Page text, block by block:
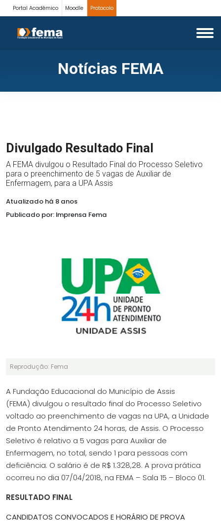
Portal Acadêmico Moodle Protocolo
Notícias FEMA
Divulgado Resultado Final
A FEMA divulgou o Resultado Final do Processo Seletivo
para o preenchimento de 5 vagas de Auxiliar de
Enfermagem, para a UPA Assis
Atualizado há 8 anos
Publicado por: Imprensa Fema
Reprodução: Fema
A Fundação Educacional do Município de Assis
(FEMA) divulgou o resultado final do Processo Seletivo
voltado ao preenchimento de vagas na UPA, a Unidade
de Pronto Atendimento 24 horas, de Assis. O Processo
Seletivo é relativo a 5 vagas para Auxiliar de
Enfermagem, no total, sendo 1 para pessoas com
deficiência. O salário é de R$ 1.328,28. A prova prática
ocorreu no dia 07/04/2018, na FEMA – Sala 15 – Bloco 01.
RESULTADO FINAL
CANDIDATOS CONVOCADOS E HORÁRIO DE PROVA